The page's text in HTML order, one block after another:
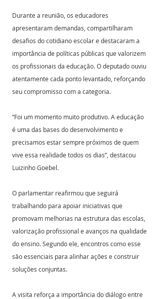
Durante a reunião, os educadores
apresentaram demandas, compartilharam
desafios do cotidiano escolar e destacaram a
importância de políticas públicas que valorizem
os profissionais da educação. O deputado ouviu
atentamente cada ponto levantado, reforçando
seu compromisso com a categoria.
“Foi um momento muito produtivo. A educação
é uma das bases do desenvolvimento e
precisamos estar sempre próximos de quem
vive essa realidade todos os dias”, destacou
Luizinho Goebel.
O parlamentar reafirmou que seguirá
trabalhando para apoiar iniciativas que
promovam melhorias na estrutura das escolas,
valorização profissional e avanços na qualidade
do ensino. Segundo ele, encontros como esse
são essenciais para alinhar ações e construir
soluções conjuntas.
A visita reforça a importância do diálogo entre